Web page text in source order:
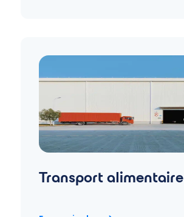
Transport alimentaire